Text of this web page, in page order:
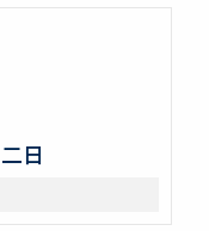
日